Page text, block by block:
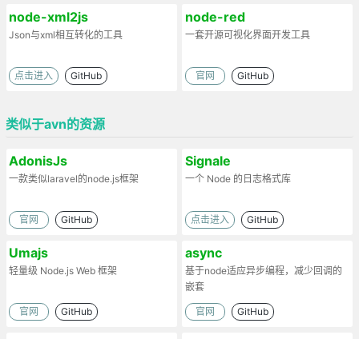
node-xml2js
Json与xml相互转化的工具
点击进入 GitHub
node-red
一套开源可视化界面开发工具
官网 GitHub
类似于avn的资源
AdonisJs
一款类似laravel的node.js框架
官网 GitHub
Signale
一个 Node 的日志格式库
点击进入 GitHub
Umajs
轻量级 Node.js Web 框架
官网 GitHub
async
基于node适应异步编程，减少回调的
嵌套
官网 GitHub